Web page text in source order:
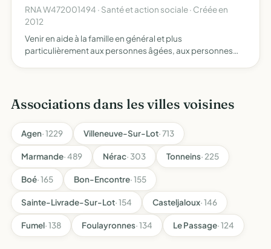
RNA W472001494 · Santé et action sociale · Créée en
2012
Venir en aide à la famille en général et plus
particulièrement aux personnes âgées, aux personnes
Associations dans les villes voisines
Agen· 1229 Villeneuve-Sur-Lot· 713
Marmande· 489 Nérac· 303 Tonneins· 225
Boé· 165 Bon-Encontre· 155
Sainte-Livrade-Sur-Lot· 154 Casteljaloux· 146
Fumel· 138 Foulayronnes· 134 Le Passage· 124